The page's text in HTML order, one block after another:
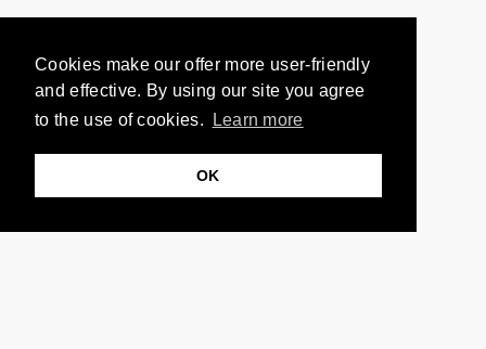
Cookies make our offer more user-friendly
and effective. By using our site you agree
to the use of cookies.
Learn more
OK